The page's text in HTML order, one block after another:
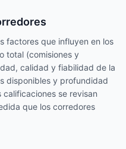
factores que influyen en los
total (comisiones y
calidad y fiabilidad de la
disponibles y profundidad
se revisan
que los corredores